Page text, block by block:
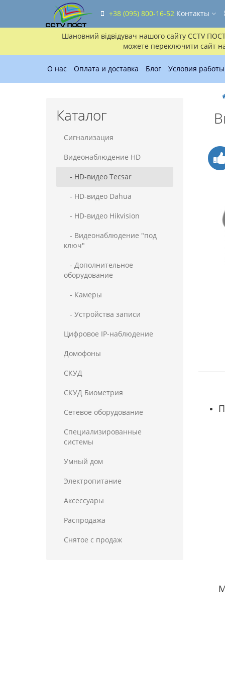
Шановний відвідувач нашого сайту CCTV
можете переключити сайт
+38 (095) 800-16-52 Контакты
О нас Оплата и доставка Блог Условия работы
Каталог
Сигнализация
Видеонаблюдение HD
- HD-видео Tecsar
- HD-видео Dahua
- HD-видео Hikvision
- Видеонаблюдение "под
ключ"
- Дополнительное
оборудование
- Камеры
- Устройства записи
Цифровое IP-наблюдение
Домофоны
СКУД
СКУД Биометрия
Сетевое оборудование
Специализированные
системы
Умный дом
Электропитание
Аксессуары
Распродажа
Снятое с продаж